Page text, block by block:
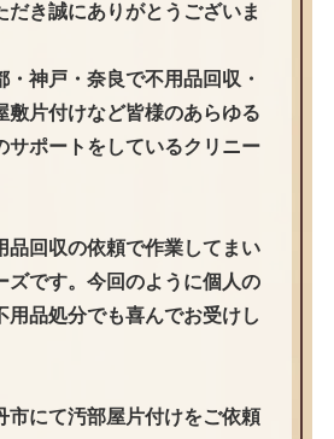
だき誠にありがとうございま
・神戸・奈良で不用品回収・
敷片付けなど皆様のあらゆる
サポートをしているクリニー
品回収の依頼で作業してまい
ズです。今回のように個人の
用品処分でも喜んでお受けし
市にて汚部屋片付けをご依頼